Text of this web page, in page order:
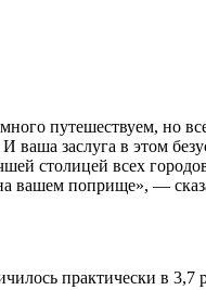
путешествуем, но
заслуга в этом
столицей всех
вашем поприще», —
практически в